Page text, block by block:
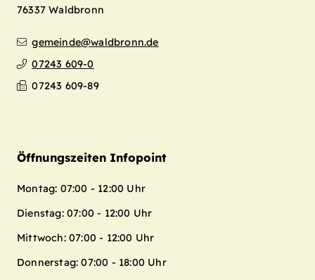
76337 Waldbronn
gemeinde@waldbronn.de
07243 609-0
07243 609-89
Öffnungszeiten Infopoint
Montag: 07:00 - 12:00 Uhr
Dienstag: 07:00 - 12:00 Uhr
Mittwoch: 07:00 - 12:00 Uhr
Donnerstag: 07:00 - 18:00 Uhr